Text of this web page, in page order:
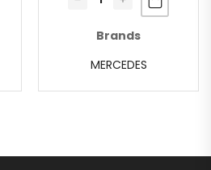
Brands
MERCEDES